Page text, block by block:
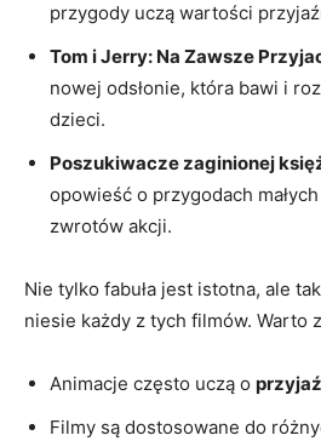
przygody uczą wartości
Tom i Jerry: Na Zawsze
nowej odsłonie, która bawi i
dzieci.
Poszukiwacze zaginionej
opowieść o przygodach
zwrotów akcji.
Nie tylko fabuła jest istotna, ale
niesie każdy z tych filmów. Warto
Animacje często uczą o
Filmy są dostosowane do